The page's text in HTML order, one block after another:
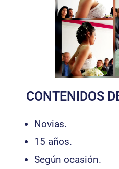
CONTENIDOS
Novias.
15 años.
Según ocasión.